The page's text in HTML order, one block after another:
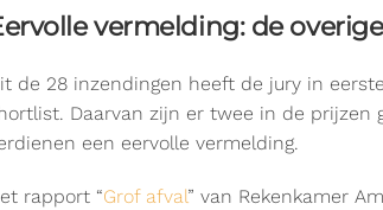
vermelding: de
de 28 inzendingen heeft de jury in
Daarvan zijn er twee in de prijzen
een eervolle vermelding.
rapport “Grof afval” van Rekenkamer